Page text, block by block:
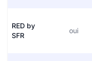
RED by
SFR
oui